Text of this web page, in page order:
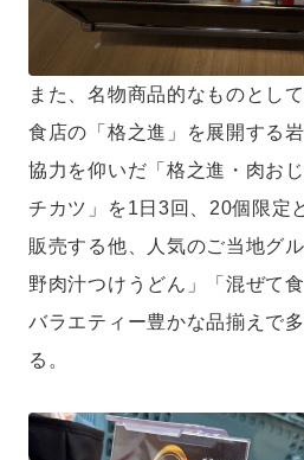
また、名物商品的なものとし
食店の「格之進」を展開する
協力を仰いだ「格之進・肉お
チカツ」を1日3回、20個限定
販売する他、人気のご当地グ
野肉汁つけうどん」「混ぜて
バラエティー豊かな品揃えで
る。